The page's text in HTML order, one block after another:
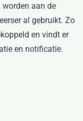
aan de
al gebruikt. Zo
en vindt er
en notificatie.